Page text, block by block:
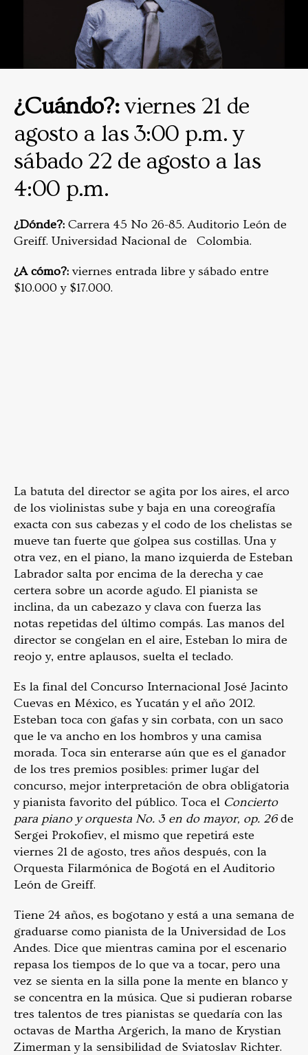
¿Cuándo?:viernes 21 de
agosto a las 3:00 p.m. y
sábado 22 de agosto a las
4:00 p.m.
¿Dónde?: Carrera 45 No 26-85. Auditorio León de
Greiff. Universidad Nacional de Colombia.
¿A cómo?: viernes entrada libre y sábado entre
$10.000 y $17.000.
La batuta del director se agita por los aires, el arco
de los violinistas sube y baja en una coreografía
exacta con sus cabezas y el codo de los chelistas se
mueve tan fuerte que golpea sus costillas. Una y
otra vez, en el piano, la mano izquierda de Esteban
Labrador salta por encima de la derecha y cae
certera sobre un acorde agudo. El pianista se
inclina, da un cabezazo y clava con fuerza las
notas repetidas del último compás. Las manos del
director se congelan en el aire, Esteban lo mira de
reojo y, entre aplausos, suelta el teclado.
Es la final del Concurso Internacional José Jacinto
Cuevas en México, es Yucatán y el año 2012.
Esteban toca con gafas y sin corbata, con un saco
que le va ancho en los hombros y una camisa
morada. Toca sin enterarse aún que es el ganador
de los tres premios posibles: primer lugar del
concurso, mejor interpretación de obra obligatoria
y pianista favorito del público. Toca el Concierto
para piano y orquesta No. 3 en do mayor, op. 26de
Sergei Prokofiev, el mismo que repetirá este
viernes 21 de agosto, tres años después, con la
Orquesta Filarmónica de Bogotá en el Auditorio
León de Greiff.
Tiene 24 años, es bogotano y está a una semana de
graduarse como pianista de la Universidad de Los
Andes. Dice que mientras camina por el escenario
repasa los tiempos de lo que va a tocar, pero una
vez se sienta en la silla pone la mente en blanco y
se concentra en la música. Que si pudieran robarse
tres talentos de tres pianistas se quedaría con las
octavas de Martha Argerich, la mano de Krystian
Zimerman y la sensibilidad de Sviatoslav Richter.